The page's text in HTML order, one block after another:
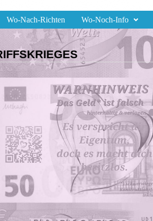
Wo-Nach-Richten Wo-Noch-Info